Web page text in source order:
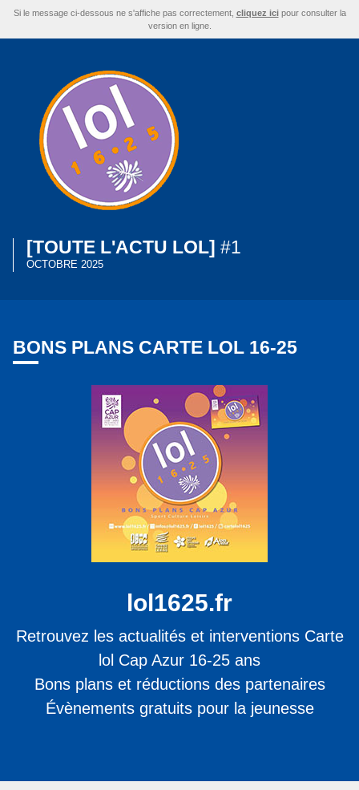
Si le message ci-dessous ne s'affiche pas correctement, cliquez icipour consulter la
version en ligne.
[TOUTE L'ACTU LOL] #1
OCTOBRE 2025
BONS PLANS CARTE LOL 16-25
lol1625.fr
Retrouvez les actualités et interventions Carte
lol Cap Azur 16-25 ans
Bons plans et réductions des partenaires
Évènements gratuits pour la jeunesse